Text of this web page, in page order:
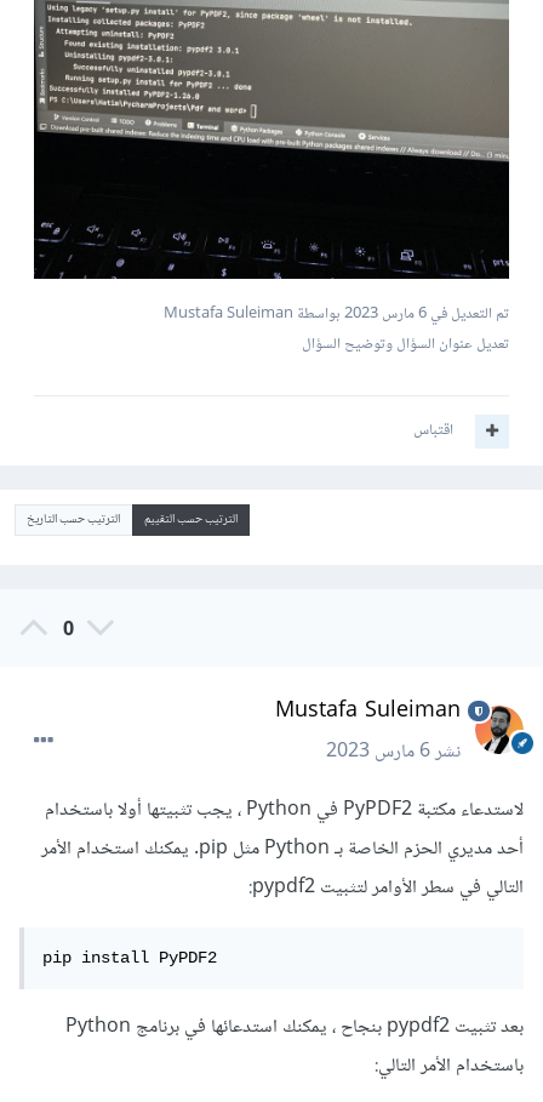
تم التعديل في6 مارس 2023
بواسطة Mustafa Suleiman
تعديل عنوان السؤال وتوضيح السؤال
اقتباس
الترتيب حسب التقييم الترتيب حسب التاريخ
0
Mustafa Suleiman
نشر6 مارس 2023
لاستدعاء مكتبة PyPDF2 في Python ، يجب تثبيتها أولا باستخدام
أحد مديري الحزم الخاصة بـ Python مثل pip. يمكنك استخدام الأمر
التالي في سطر الأوامر لتثبيت pypdf2:
pip install PyPDF2
بعد تثبيت pypdf2 بنجاح ، يمكنك استدعائها في برنامج Python
باستخدام الأمر التالي: